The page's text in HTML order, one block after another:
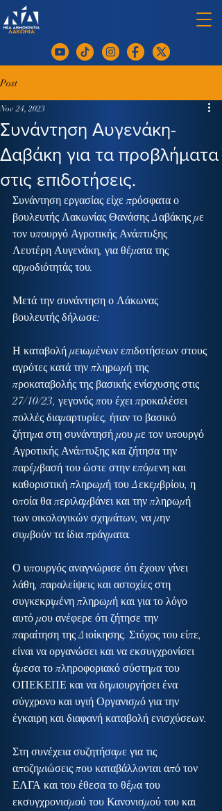
Post
Συνάντηση Αυγενάκη-
Δαβάκη για τα προβλήματα
στις επιδοτήσεις.
Nov 24, 2023
Συνάντηση εργασίας είχε πρόσφατα ο
βουλευτής Λακωνίας Θανάσης Δαβάκης με
τον υπουργό Αγροτικής Ανάπτυξης
Λευτέρη Αυγενάκη, για θέματα της
αρμοδιότητάς του.
Μετά την συνάντηση ο Λάκωνας
βουλευτής δήλωσε:
Η καταβολή μειωμένων επιδοτήσεων στους
αγρότες κατά την πληρωμή της
προκαταβολής της βασικής ενίσχυσης στις
27/10/23, γεγονός που έχει προκαλέσει
πολλές διαμαρτυρίες, ήταν το βασικό
ζήτημα στη συνάντησή μου με τον υπουργό
Αγροτικής Ανάπτυξης και ζήτησα την
παρέμβασή του ώστε στην επόμενη και
καθοριστική πληρωμή του Δεκεμβρίου, η
οποία θα περιλαμβάνει και την πληρωμή
των οικολογικών σχημάτων, να μην
συμβούν τα ίδια πράγματα.
Ο υπουργός αναγνώρισε ότι έχουν γίνει
λάθη, παραλείψεις και αστοχίες στη
συγκεκριμένη πληρωμή και για το λόγο
αυτό μου ανέφερε ότι ζήτησε την
παραίτηση της Διοίκησης. Στόχος του είπε,
είναι να οργανώσει και να εκσυγχρονίσει
άμεσα το πληροφοριακό σύστημα του
ΟΠΕΚΕΠΕ και να δημιουργήσει ένα
σύγχρονο και υγιή Οργανισμό για την
έγκαιρη και διαφανή καταβολή ενισχύσεων.
Στη συνέχεια συζητήσαμε για τις
αποζημιώσεις που καταβάλλονται από τον
ΕΛΓΑ και του έθεσα το θέμα του
εκσυγχρονισμού του Κανονισμού του και